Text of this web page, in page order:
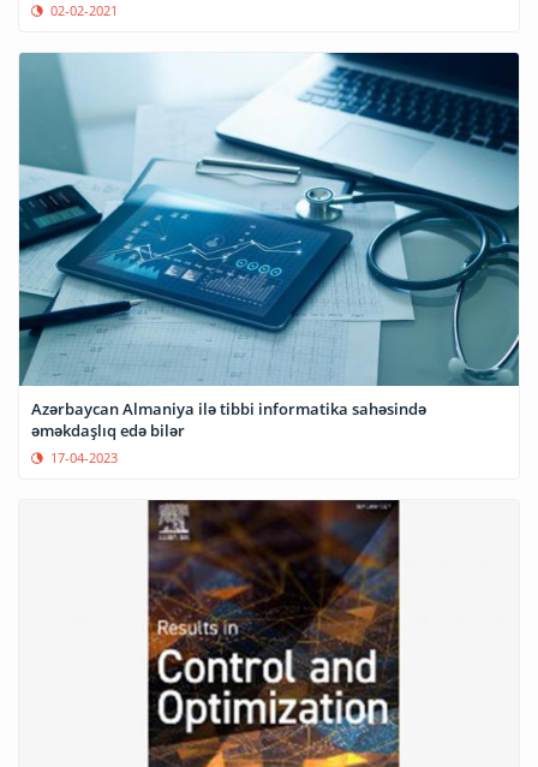
02-02-2021
Azərbaycan Almaniya ilə tibbi informatika sahəsində
əməkdaşlıq edə bilər
17-04-2023